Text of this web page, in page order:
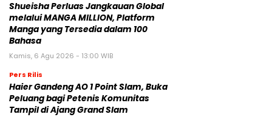
Shueisha Perluas Jangkauan Global
melalui MANGA MILLION, Platform
Manga yang Tersedia dalam 100
Bahasa
Kamis, 6 Agu 2026 - 13:00 WIB
Pers Rilis
Haier Gandeng AO 1 Point Slam, Buka
Peluang bagi Petenis Komunitas
Tampil di Ajang Grand Slam